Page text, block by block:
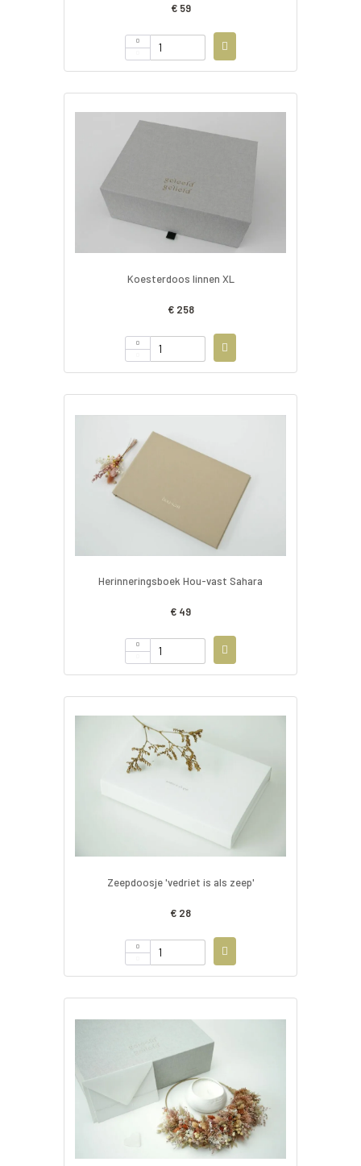
€ 59
Koesterdoos linnen XL
€ 258
Herinneringsboek Hou-vast Sahara
€ 49
Zeepdoosje 'vedriet is als zeep'
€ 28